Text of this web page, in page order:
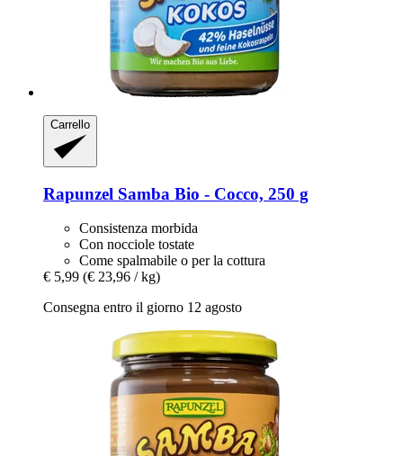
Carrello
Rapunzel Samba Bio -​ Cocco, 250 g
Consistenza morbida
Con nocciole tostate
Come spalmabile o per la cottura
€ 5,99 (€ 23,96 / kg)
Consegna entro il giorno 12 agosto